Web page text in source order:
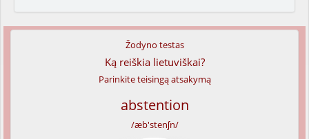
Žodyno testas
Ką reiškia lietuviškai?
Parinkite teisingą atsakymą
abstention
/æb'stenʃn/